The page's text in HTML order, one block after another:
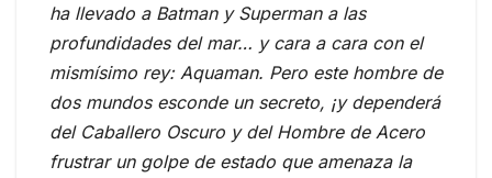
ha llevado a Batman y Superman a las
profundidades del mar… y cara a cara con el
mismísimo rey: Aquaman. Pero este hombre de
dos mundos esconde un secreto, ¡y dependerá
del Caballero Oscuro y del Hombre de Acero
frustrar un golpe de estado que amenaza la